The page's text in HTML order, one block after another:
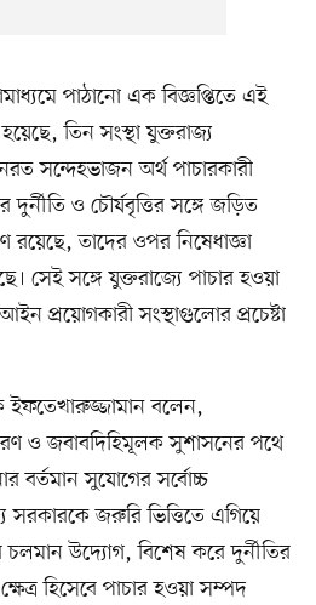
পাঠানো এক বিজ্ঞপ্তিতে এই
তিন সংস্থা যুক্তরাজ্য
সন্দেহভাজন অর্থ পাচারকারী
দুর্নীতি ও চৌর্যবৃত্তির সঙ্গে জড়িত
রয়েছে, তাদের ওপর নিষেধাজ্ঞা
সেই সঙ্গে যুক্তরাজ্যে পাচার হওয়া
প্রয়োগকারী সংস্থাগুলোর প্রচেষ্টা
ইফতেখারুজ্জামান বলেন,
ও জবাবদিহিমূলক সুশাসনের পথে
বর্তমান সুযোগের সর্বোচ্চ
সরকারকে জরুরি ভিত্তিতে এগিয়ে
চলমান উদ্যোগ, বিশেষ করে দুর্নীতির
হিসেবে পাচার হওয়া সম্পদ